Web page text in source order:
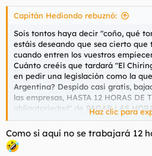
Capitán Hediondo rebuznó:
Sois tontos haya decir "coño, qué
estáis deseando que sea cierto que
cuando entren los vuestros
Cuánto creéis que tardará "El
en pedir una legislación como la
Argentina? Despido casi gratis,
las empresas, HASTA 12 HORAS DE
obligatoriedad" de PAGAR LAS
para vuestro país, estimados
peor que Argentina, verdad? Al
del Norte a un paso de invadir
Haz clic para
Como si aquí no se trabajará 12